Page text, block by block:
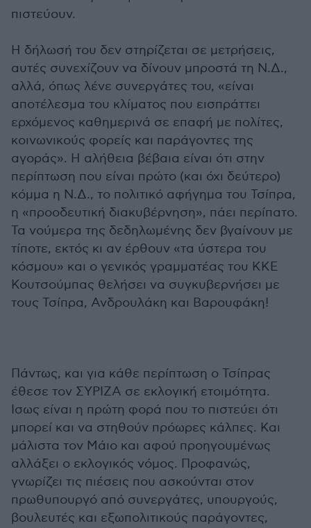
πιστεύουν.
Η δήλωσή του δεν στηρίζεται σε μετρήσεις,
αυτές συνεχίζουν να δίνουν μπροστά τη Ν.Δ.,
αλλά, όπως λένε συνεργάτες του, «είναι
αποτέλεσμα του κλίματος που εισπράττει
ερχόμενος καθημερινά σε επαφή με πολίτες,
κοινωνικούς φορείς και παράγοντες της
αγοράς». Η αλήθεια βέβαια είναι ότι στην
περίπτωση που είναι πρώτο (και όχι δεύτερο)
κόμμα η Ν.Δ., το πολιτικό αφήγημα του Τσίπρα,
η «προοδευτική διακυβέρνηση», πάει περίπατο.
Τα νούμερα της δεδηλωμένης δεν βγαίνουν με
τίποτε, εκτός κι αν έρθουν «τα ύστερα του
κόσμου» και ο γενικός γραμματέας του ΚΚΕ
Κουτσούμπας θελήσει να συγκυβερνήσει με
τους Τσίπρα, Ανδρουλάκη και Βαρουφάκη!
Πάντως, και για κάθε περίπτωση ο Τσίπρας
έθεσε τον ΣΥΡΙΖΑ σε εκλογική ετοιμότητα.
Ισως είναι η πρώτη φορά που το πιστεύει ότι
μπορεί και να στηθούν πρόωρες κάλπες. Και
μάλιστα τον Μάιο και αφού προηγουμένως
αλλάξει ο εκλογικός νόμος. Προφανώς,
γνωρίζει τις πιέσεις που ασκούνται στον
πρωθυπουργό από συνεργάτες, υπουργούς,
βουλευτές και εξωπολιτικούς παράγοντες,